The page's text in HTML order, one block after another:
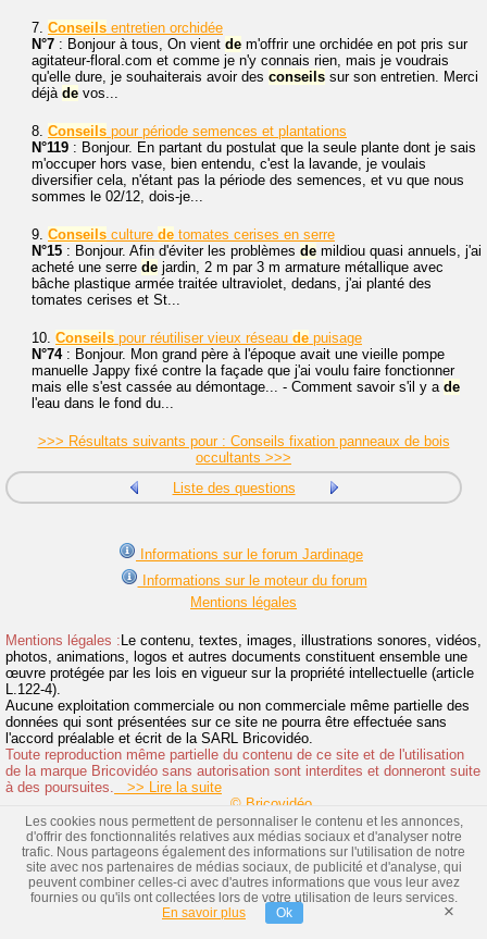
7. Conseils entretien orchidée
N°7 : Bonjour à tous, On vient de m'offrir une orchidée en pot pris sur
agitateur-floral.com et comme je n'y connais rien, mais je voudrais
qu'elle dure, je souhaiterais avoir des conseils sur son entretien. Merci
déjà de vos...
8. Conseils pour période semences et plantations
N°119 : Bonjour. En partant du postulat que la seule plante dont je sais
m'occuper hors vase, bien entendu, c'est la lavande, je voulais
diversifier cela, n'étant pas la période des semences, et vu que nous
sommes le 02/12, dois-je...
9. Conseils culture de tomates cerises en serre
N°15 : Bonjour. Afin d'éviter les problèmes de mildiou quasi annuels, j'ai
acheté une serre de jardin, 2 m par 3 m armature métallique avec
bâche plastique armée traitée ultraviolet, dedans, j'ai planté des
tomates cerises et St...
10. Conseils pour réutiliser vieux réseau de puisage
N°74: Bonjour. Mon grand père à l'époque avait une vieille pompe
manuelle Jappy fixé contre la façade que j'ai voulu faire fonctionner
mais elle s'est cassée au démontage... - Comment savoir s'il y a de
l'eau dans le fond du...
>>> Résultats suivants pour : Conseils fixation panneaux de bois
occultants >>>
Liste des questions
Informations sur le forum Jardinage
Informations sur le moteur du forum
Mentions légales
Mentions légales : Le contenu, textes, images, illustrations sonores, vidéos,
photos, animations, logos et autres documents constituent ensemble une
œuvre protégée par les lois en vigueur sur la propriété intellectuelle (article
L.122-4).
Aucune exploitation commerciale ou non commerciale même partielle des
données qui sont présentées sur ce site ne pourra être effectuée sans
l'accord préalable et écrit de la SARL Bricovidéo.
Toute reproduction même partielle du contenu de ce site et de l'utilisation
de la marque Bricovidéo sans autorisation sont interdites et donneront suite
à des poursuites. >> Lire la suite
© Bricovidéo
Les cookies nous permettent de personnaliser le contenu et les annonces,
d'offrir des fonctionnalités relatives aux médias sociaux et d'analyser notre
trafic. Nous partageons également des informations sur l'utilisation de notre
site avec nos partenaires de médias sociaux, de publicité et d'analyse, qui
peuvent combiner celles-ci avec d'autres informations que vous leur avez
fournies ou qu'ils ont collectées lors de votre utilisation de leurs services.
En savoir plus
Ok ×